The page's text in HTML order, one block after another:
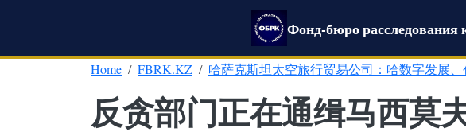
Фонд-бюро расследования
Home FBRK.KZ 哈萨克斯坦太空旅行贸易公司：哈数字发展
反贪部门正在通缉马西莫